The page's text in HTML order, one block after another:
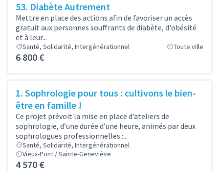
53. Diabète Autrement
Mettre en place des actions afin de favoriser un accès
gratuit aux personnes souffrants de diabète, d'obésité
et à leur...
Santé, Solidarité, Intergénérationnel Toute ville
6 800 €
1. Sophrologie pour tous : cultivons le bien-
être en famille !
Ce projet prévoit la mise en place d’ateliers de
sophrologie, d’une durée d’une heure, animés par deux
sophrologues professionnelles :...
Santé, Solidarité, Intergénérationnel
Vieux-Pont / Sainte-Geneviève
4 570 €